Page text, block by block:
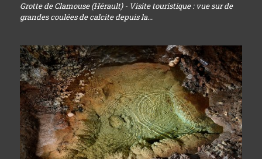
Grotte de Clamouse (Hérault) - Visite touristique : vue sur de
grandes coulées de calcite depuis la...